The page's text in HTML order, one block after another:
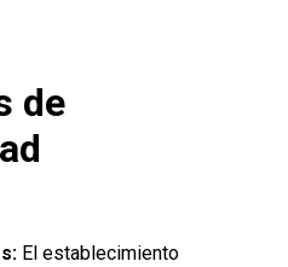
de
El establecimiento